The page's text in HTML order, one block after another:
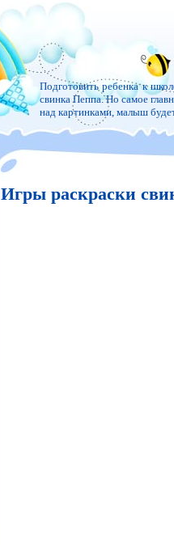
Подготовить ребенка к
свинка Пеппа. Но самое
над картинками, малыш
Игры раскраски